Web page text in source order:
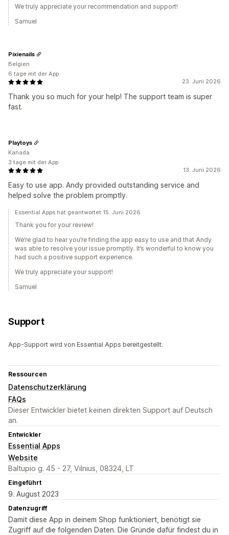
We truly appreciate your recommendation and support!
Samuel
23. Juni 2026
Thank you so much for your help! The support team is super
fast.
Pixienails
Belgien
6 tage mit der App
13. Juni 2026
Easy to use app. Andy provided outstanding service and
helped solve the problem promptly.
Playtoys
Kanada
3 tage mit der App
Essential Apps hat geantwortet 15. Juni 2026
Thank you for your review!
We’re glad to hear you’re finding the app easy to use and that Andy
was able to resolve your issue promptly. It’s wonderful to know you
had such a positive support experience.
We truly appreciate your support!
Samuel
Support
App-Support wird von Essential Apps bereitgestellt.
Ressourcen
Datenschutzerklärung
FAQs
Dieser Entwickler bietet keinen direkten Support auf Deutsch
an.
Entwickler
Essential Apps
Website
Baltupio g. 45 - 27, Vilnius, 08324, LT
Eingeführt
9. August 2023
Datenzugriff
Damit diese App in deinem Shop funktioniert, benötigt sie
Zugriff auf die folgenden Daten. Die Gründe dafür findest du in